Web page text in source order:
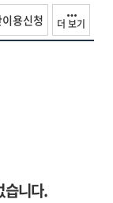
용신청 더 보기
습니다.